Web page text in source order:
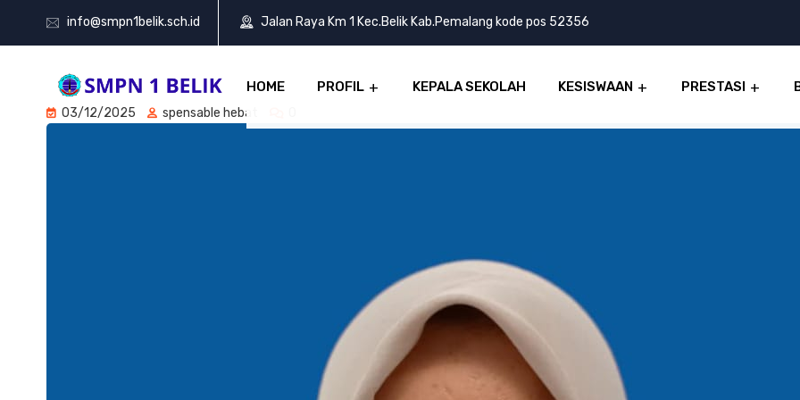
info@smpn1belik.sch.id Jalan Raya Km 1 Kec.Belik Kab.Pemalang kode pos 52356
HOME PROFIL KEPALA SEKOLAH KESISWAAN PRESTASI
03/12/2025 spensable hebat